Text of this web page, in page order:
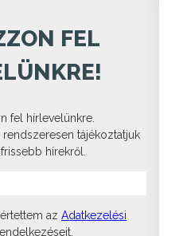
FEL
fel hírlevelünkre.
tájékoztatjuk
hírekről.
az Adatkezelési